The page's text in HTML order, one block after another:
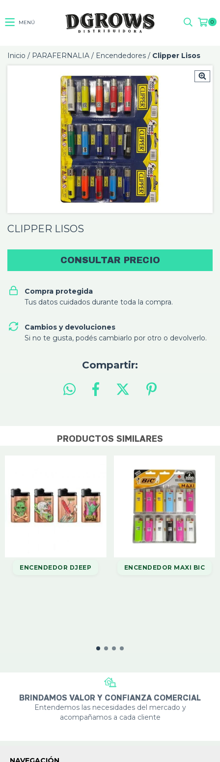
MENÚ 0
Inicio / PARAFERNALIA / Encendedores / Clipper Lisos
CLIPPER LISOS
Compra protegida
Tus datos cuidados durante toda la compra.
Cambios y devoluciones
Si no te gusta, podés cambiarlo por otro o devolverlo.
Compartir:
PRODUCTOS SIMILARES
ENCENDEDOR DJEEP ENCENDEDOR MAXI BIC
BRINDAMOS VALOR Y CONFIANZA COMERCIAL
Entendemos las necesidades del mercado y
acompañamos a cada cliente